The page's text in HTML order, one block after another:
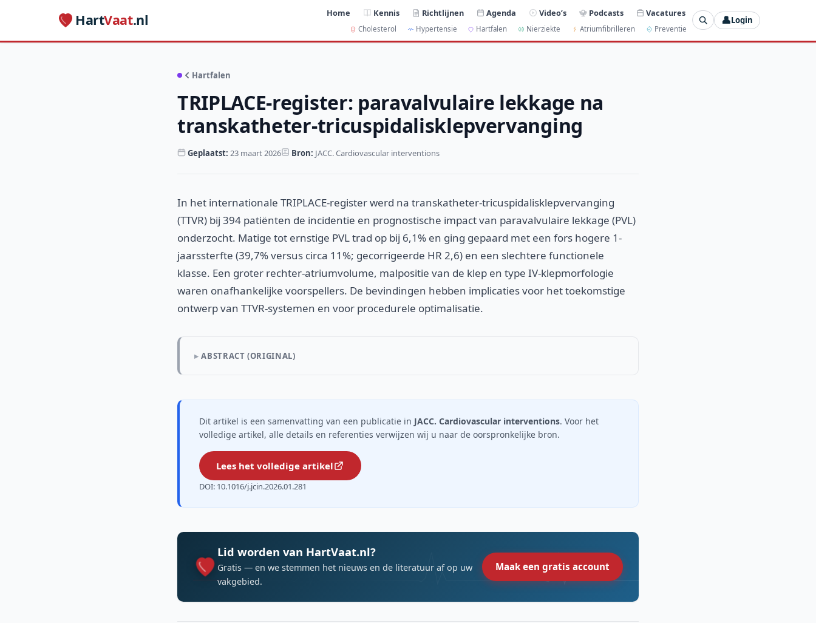
HartVaat.nl Home Kennis Richtlijnen Agenda Video’s Podcasts Vacatures
Cholesterol Hypertensie Hartfalen Nierziekte Atriumfibrilleren Preventie
👤Login
Hartfalen
TRIPLACE-register: paravalvulaire lekkage na
transkatheter-tricuspidalisklepvervanging
Geplaatst: 23 maart 2026 Bron: JACC. Cardiovascular interventions
In het internationale TRIPLACE-register werd na transkatheter-tricuspidalisklepvervanging
(TTVR) bij 394 patiënten de incidentie en prognostische impact van paravalvulaire lekkage (PVL)
onderzocht. Matige tot ernstige PVL trad op bij 6,1% en ging gepaard met een fors hogere 1-
jaarssterfte (39,7% versus circa 11%; gecorrigeerde HR 2,6) en een slechtere functionele
klasse. Een groter rechter-atriumvolume, malpositie van de klep en type IV-klepmorfologie
waren onafhankelijke voorspellers. De bevindingen hebben implicaties voor het toekomstige
ontwerp van TTVR-systemen en voor procedurele optimalisatie.
ABSTRACT (ORIGINAL)
Dit artikel is een samenvatting van een publicatie in JACC. Cardiovascular interventions. Voor het
volledige artikel, alle details en referenties verwijzen wij u naar de oorspronkelijke bron.
Lees het volledige artikel
DOI: 10.1016/j.jcin.2026.01.281
Lid worden van HartVaat.nl?
Gratis — en we stemmen het nieuws en de literatuur af op uw
vakgebied.
Maak een gratis account